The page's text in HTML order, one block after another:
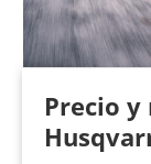
Precio